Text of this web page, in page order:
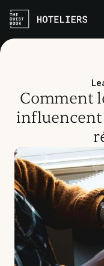
Comment
influencent